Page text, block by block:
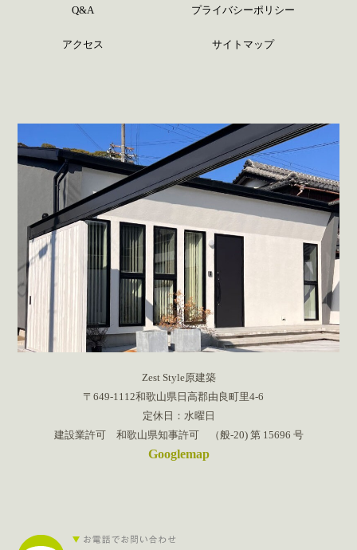
Q&A
アクセス
プライバシーポリシー
サイトマップ
Zest Style原建築
〒649-1112和歌山県日高郡由良町里4-6
定休日：水曜日
建設業許可 和歌山県知事許可 （般-20) 第 15696 号
Googlemap